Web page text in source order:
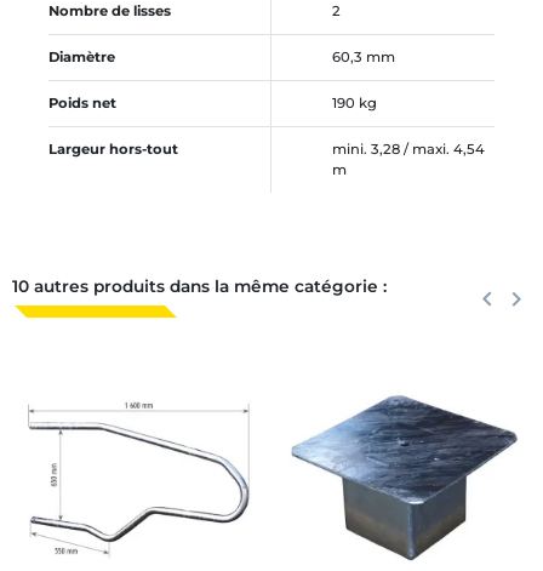
Nombre de lisses 2
Diamètre 60,3 mm
Poids net 190 kg
Largeur hors-tout
mini. 3,28 / maxi. 4,54
m
10 autres produits dans la même catégorie : keyboard_arrow_left keyboard_arrow_right